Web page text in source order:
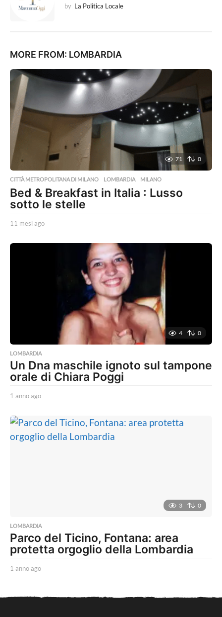
by La Politica Locale
MORE FROM: LOMBARDIA
71 0
CITTÀ METROPOLITANA DI MILANO ,LOMBARDIA ,MILANO
Bed & Breakfast in Italia : Lusso
sotto le stelle
11 mesi ago
m
4 0
LOMBARDIA
Un Dna maschile ignoto sul tampone
orale di Chiara Poggi
1 anno ago
n
o
3 0
LOMBARDIA
Parco del Ticino, Fontana: area
protetta orgoglio della Lombardia
1 anno ago
n